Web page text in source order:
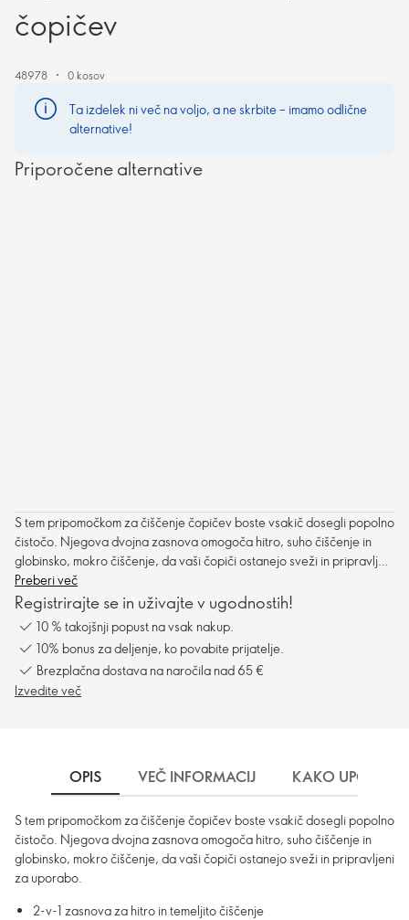
čopičev
48978 0 kosov
Ta izdelek ni več na voljo, a ne skrbite – imamo odlične
alternative!
Priporočene alternative
S tem pripomočkom za čiščenje čopičev boste vsakič dosegli popolno
čistočo. Njegova dvojna zasnova omogoča hitro, suho čiščenje in
globinsko, mokro čiščenje, da vaši čopiči ostanejo sveži in pripravljeni
za uporabo.
Preberi več
Registrirajte se in uživajte v ugodnostih!
10 % takojšnji popust na vsak nakup.
10% bonus za deljenje, ko povabite prijatelje.
Brezplačna dostava na naročila nad 65 €
Izvedite več
OPIS VEČ INFORMACIJ KAKO
S tem pripomočkom za čiščenje čopičev boste vsakič dosegli popolno
čistočo. Njegova dvojna zasnova omogoča hitro, suho čiščenje in
globinsko, mokro čiščenje, da vaši čopiči ostanejo sveži in pripravljeni
za uporabo.
2-v-1 zasnova za hitro in temeljito čiščenje